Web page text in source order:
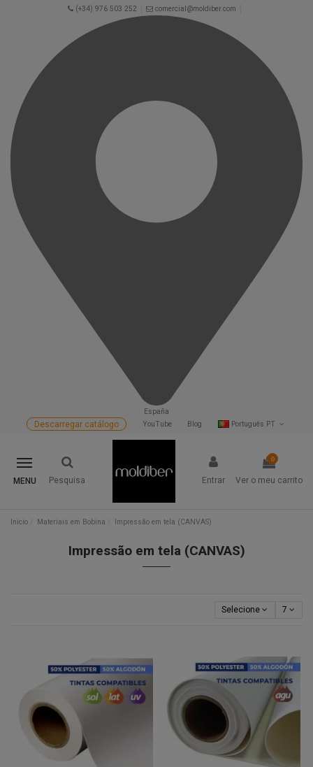
(+34) 976 503 252 comercial@moldiber.com
España
Português PT
Blog
YouTube
Descarregar catálogo
MENU Pesquisa Entrar
0
Ver o meu carrito
Início Materiais em Bobina Impressão em tela (CANVAS)
Impressão em tela (CANVAS)
Selecione 7